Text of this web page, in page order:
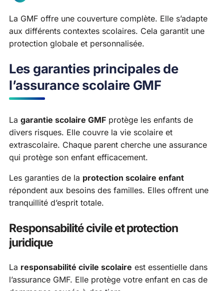
La GMF offre une couverture complète. Elle s’adapte
aux différents contextes scolaires. Cela garantit une
protection globale et personnalisée.
Les garanties principales de
l’assurance scolaire GMF
La garantie scolaire GMF protège les enfants de
divers risques. Elle couvre la vie scolaire et
extrascolaire. Chaque parent cherche une assurance
qui protège son enfant efficacement.
Les garanties de la protection scolaire enfant
répondent aux besoins des familles. Elles offrent une
tranquillité d’esprit totale.
Responsabilité civile et protection
juridique
La responsabilité civile scolaire est essentielle dans
l’assurance GMF. Elle protège votre enfant en cas de